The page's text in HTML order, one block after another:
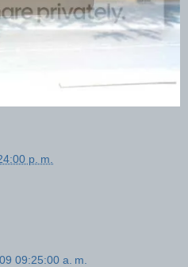
p. m.
09:25:00 a. m.